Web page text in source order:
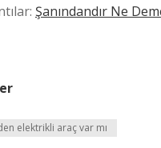
Şanındandır Ne
elektrikli araç var mı